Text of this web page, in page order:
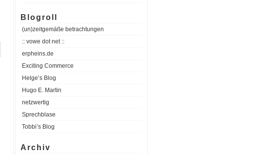
Blogroll
(un)zeitgemäße betrachtungen
:: vowe dot net ::
erpheins.de
Exciting Commerce
Helge’s Blog
Hugo E. Martin
netzwertig
Sprechblase
Tobbi’s Blog
Archiv